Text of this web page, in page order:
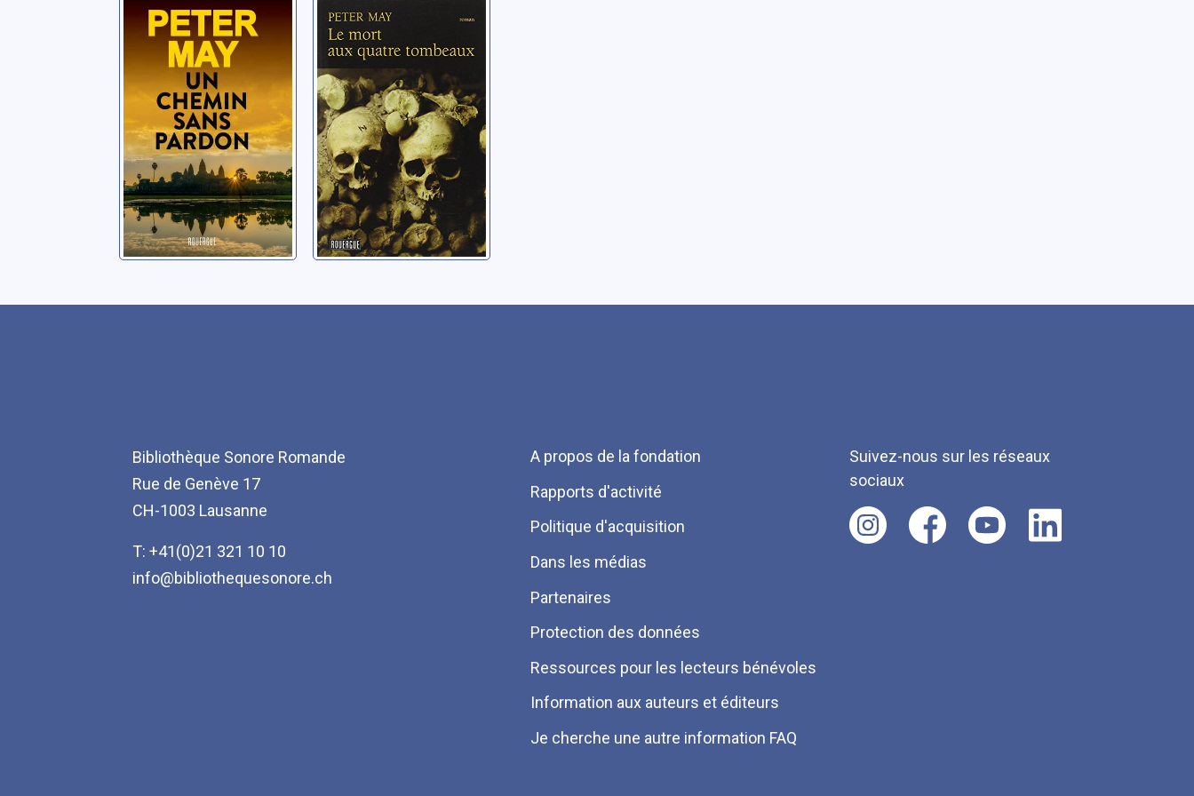
Un chemin sans
pardon
May, Peter
Le mort aux
quatre tombeaux
May, Peter
Bibliothèque Sonore Romande
Rue de Genève 17
CH-1003 Lausanne
T: +41(0)21 321 10 10
info@bibliothequesonore.ch
Menu
Pied
de
page
A propos de la fondation
Rapports d'activité
Politique d'acquisition
Dans les médias
Partenaires
Protection des données
Ressources pour les lecteurs bénévoles
Information aux auteurs et éditeurs
Je cherche une autre information FAQ
Suivez-nous sur les réseaux
sociaux